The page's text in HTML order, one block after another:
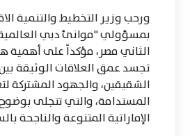
ورحب وزير التخطيط والتنمية
بمسؤولي "موانئ دبي
الثاني مصر، مؤكداً على أهمية
تجسد عمق العلاقات الوثيقة
الشقيقين، والجهود المشتركة
المستدامة، والتي تتجلى
الإماراتية المتنوعة والناجحة